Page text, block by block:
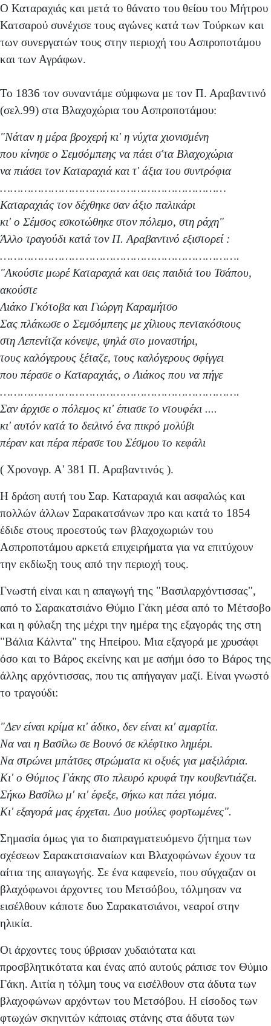
Ο Καταραχιάς και μετά το θάνατο του θείου του Μήτρου
Κατσαρού συνέχισε τους αγώνες κατά των Τούρκων και
των συνεργατών τους στην περιοχή του Ασπροποτάμου
και των Αγράφων.
Το 1836 τον συναντάμε σύμφωνα με τον Π. Αραβαντινό
(σελ.99) στα Βλαχοχώρια του Ασπροποτάμου:
"Νάταν η μέρα βροχερή κι' η νύχτα χιονισμένη
που κίνησε ο Σεμσόμπεης να πάει σ'τα Βλαχοχώρια
να πιάσει τον Καταραχιά και τ' άξια του συντρόφια
…………………………………………………………
Καταραχιάς τον δέχθηκε σαν άξιο παλικάρι
κι' ο Σέμσος εσκοτώθηκε στον πόλεμο, στη ράχη"
Άλλο τραγούδι κατά τον Π. Αραβαντινό εξιστορεί :
…………………………………………………………….
"Ακούστε μωρέ Καταραχιά και σεις παιδιά του Τσάπου,
ακούστε
Λιάκο Γκότοβα και Γιώργη Καραμήτσο
Σας πλάκωσε ο Σεμσόμπεης με χίλιους πεντακόσιους
στη Λεπενίτζα κόνεψε, ψηλά στο μοναστήρι,
τους καλόγερους ξέταζε, τους καλόγερους σφίγγει
που πέρασε ο Καταραχιάς, ο Λιάκος που να πήγε
…………………………………………………………….
Σαν άρχισε ο πόλεμος κι' έπιασε το ντουφέκι ....
κι' αυτόν κατά το δειλινό ένα πικρό μολύβι
πέραν και πέρα πέρασε του Σέσμου το κεφάλι
( Χρονογρ. Α' 381 Π. Αραβαντινός ).
Η δράση αυτή του Σαρ. Καταραχιά και ασφαλώς και
πολλών άλλων Σαρακατσάνων προ και κατά το 1854
έδιδε στους προεστούς των βλαχοχωριών του
Ασπροποτάμου αρκετά επιχειρήματα για να επιτύχουν
την εκδίωξη τους από την περιοχή τους.
Γνωστή είναι και η απαγωγή της "Βασιλαρχόντισσας",
από το Σαρακατσιάνο Θύμιο Γάκη μέσα από το Μέτσοβο
και η φύλαξη της μέχρι την ημέρα της εξαγοράς της στη
"Βάλια Κάλντα" της Ηπείρου. Μια εξαγορά με χρυσάφι
όσο και το Βάρος εκείνης και με ασήμι όσο το Βάρος της
άλλης αρχόντισσας, που τις απήγαγαν μαζί. Είναι γνωστό
το τραγούδι:
"Δεν είναι κρίμα κι' άδικο, δεν είναι κι' αμαρτία.
Να ναι η Βασίλω σε Βουνό σε κλέφτικο λημέρι.
Να στρώνει μπάτσες στρώματα κι οξυές για μαξιλάρια.
Κι' ο Θύμιος Γάκης στο πλευρό κρυφά την κουβεντιάζει.
Σήκω Βασίλω μ' κι' έφεξε, σήκω και πάει γιόμα.
Κι' εξαγορά μας έρχεται. Δυο μούλες φορτωμένες".
Σημασία όμως για το διαπραγματευόμενο ζήτημα των
σχέσεων Σαρακατσιαναίων και Βλαχοφώνων έχουν τα
αίτια της απαγωγής. Σε ένα καφενείο, που σύγχαζαν οι
βλαχόφωνοι άρχοντες του Μετσόβου, τόλμησαν να
εισέλθουν κάποτε δυο Σαρακατσιάνοι, νεαροί στην
ηλικία.
Οι άρχοντες τους ύβρισαν χυδαιότατα και
προσβλητικότατα και ένας από αυτούς ράπισε τον Θύμιο
Γάκη. Αιτία η τόλμη τους να εισέλθουν στα άδυτα των
βλαχοφώνων αρχόντων του Μετσόβου. Η είσοδος των
φτωχών σκηνιτών κάποιας στάνης στα άδυτα των